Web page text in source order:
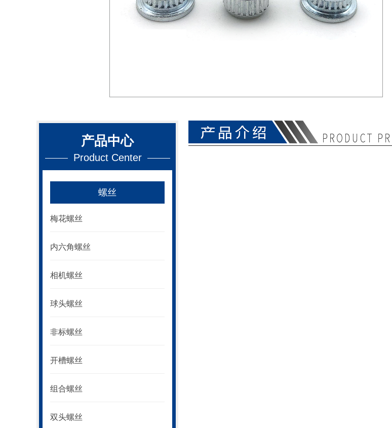
产品中心
Product Center
螺丝
梅花螺丝
内六角螺丝
相机螺丝
球头螺丝
非标螺丝
开槽螺丝
组合螺丝
双头螺丝